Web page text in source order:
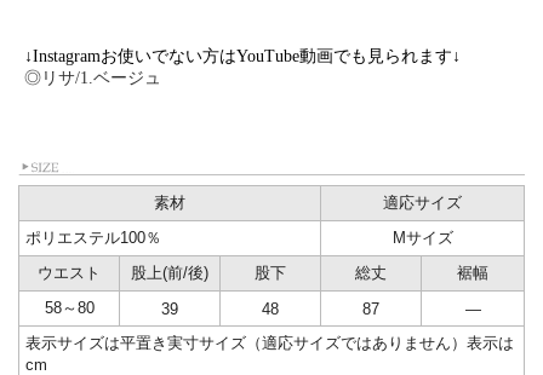
↓Instagramお使いでない方はYouTube動画でも見られます↓
◎リサ/1.ベージュ
素材
適応サイズ
ポリエステル100％
Mサイズ
ウエスト
股上(前/後) 股下 総丈
裾幅
58～80
39 48 87
―
表示サイズは平置き実寸サイズ（適応サイズではありません）表示は
cm